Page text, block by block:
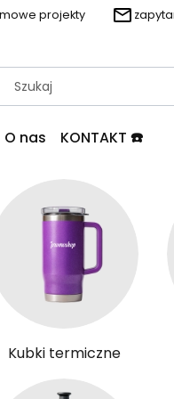
projekty
O nas KONTAKT ☎️
Kubki termiczne